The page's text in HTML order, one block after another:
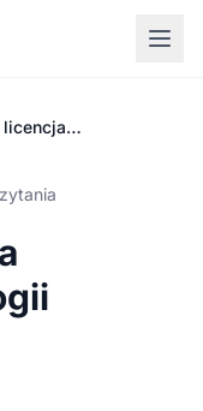
Przykładowa praca licencjacka z filologii polskiej – wzór z omówieniem